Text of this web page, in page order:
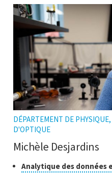
DÉPARTEMENT DE
D'OPTIQUE
Michèle Desjardins
Classes
Analytique des